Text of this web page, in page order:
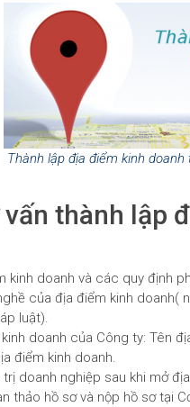
Thành lập địa điểm kinh doanh
thành lập
kinh doanh và các quy định
của địa điểm kinh doanh(
luật).
doanh của Công ty: Tên
điểm kinh doanh.
doanh nghiệp sau khi mở
thảo hồ sơ và nộp hồ sơ tại